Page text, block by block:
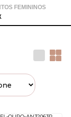
FEMININOS